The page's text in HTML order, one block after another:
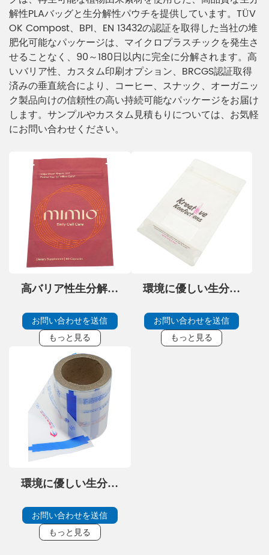
解性PLAバッグと生分解性パウチを提供しています。TÜV
OK Compost、BPI、EN 13432の認証を取得した当社の堆
肥化可能なパッケージは、マイクロプラスチックを発生さ
せることなく、90～180日以内に完全に分解されます。高
いバリア性、カスタム印刷オプション、BRCGS認証取得
済みの垂直統合により、コーヒー、スナック、オーガニッ
ク製品向けの信頼性の高い持続可能なパッケージをお届け
します。サンプルやカスタム見積もりについては、お気軽
にお問い合わせください。
高バリア性生分解性
ーチ（堆肥化可能）
お問い合わせを送信
もっと見る
環境に優しい生分解
ウチ（堆肥化可能な
ドイパック）
お問い合わせを送信
もっと見る
環境に優しい生分解
装フィルム
お問い合わせを送信
もっと見る